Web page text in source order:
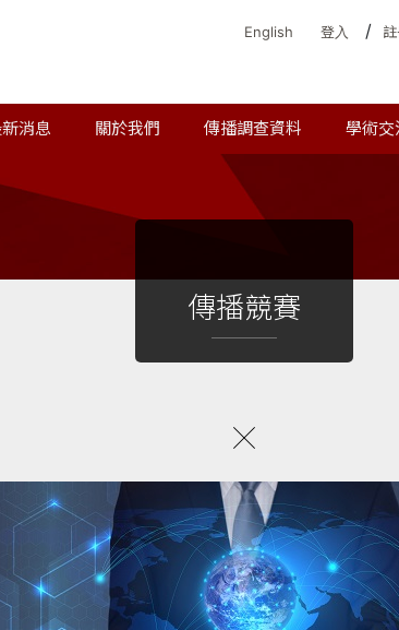
English 登入 /
消息 關於我們 傳播調查資料 學術交
傳播競賽